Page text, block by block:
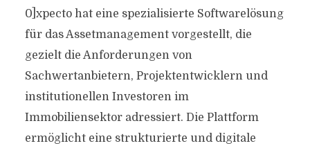
0]xpecto hat eine spezialisierte Softwarelösung
für das Assetmanagement vorgestellt, die
gezielt die Anforderungen von
Sachwertanbietern, Projektentwicklern und
institutionellen Investoren im
Immobiliensektor adressiert. Die Plattform
ermöglicht eine strukturierte und digitale